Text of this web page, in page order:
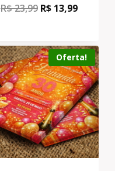
R$23,99 R$ 13,99
Oferta!